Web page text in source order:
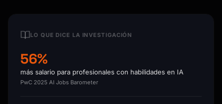
LO QUE DICE LA INVESTIGACIÓN
56%
más salario para profesionales con habilidades en IA
PwC 2025 AI Jobs Barometer